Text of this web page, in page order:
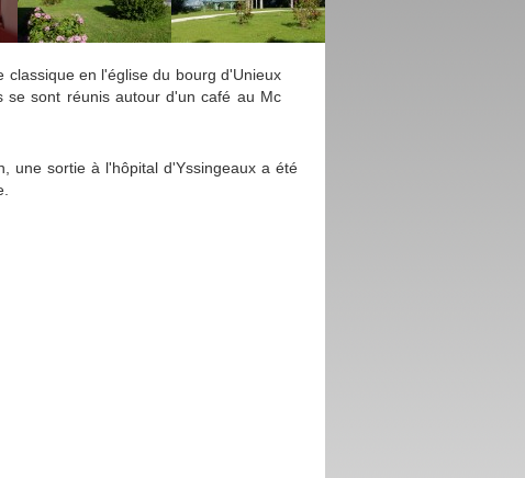
en l'église du bourg d'Unieux
se sont réunis autour d'un café au Mc
une sortie à l'hôpital d'Yssingeaux a été